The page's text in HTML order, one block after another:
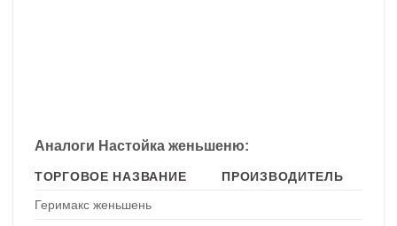
Аналоги Настойка женьшеню:
ТОРГОВОЕ НАЗВАНИЕ
ПРОИЗВОДИТЕЛЬ
Геримакс женьшень